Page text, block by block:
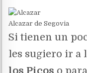
Alcazar de Segovia
Si tienen un
les sugiero ir a